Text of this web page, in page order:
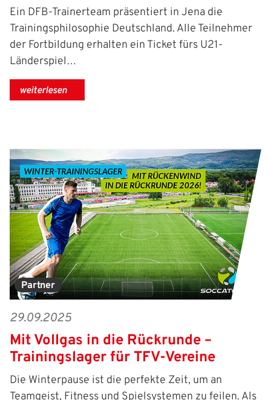
Ein DFB-Trainerteam präsentiert in Jena die
Trainingsphilosophie Deutschland. Alle Teilnehmer
der Fortbildung erhalten ein Ticket fürs U21-
Länderspiel…
weiterlesen
Partner
29.09.2025
Mit Vollgas in die Rückrunde –
Trainingslager für TFV-Vereine
Die Winterpause ist die perfekte Zeit, um an
Teamgeist, Fitness und Spielsystemen zu feilen. Als